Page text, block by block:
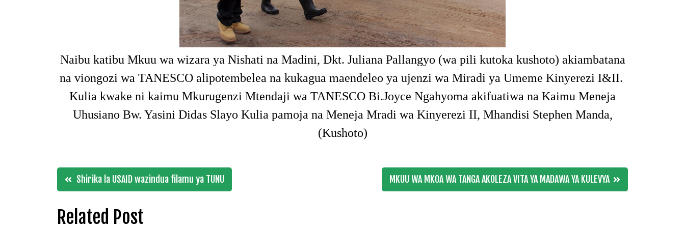
Naibu katibu Mkuu wa wizara ya Nishati na Madini, Dkt. Juliana Pallangyo (wa pili kutoka kushoto) akiambatana
na viongozi wa TANESCO alipotembelea na kukagua maendeleo ya ujenzi wa Miradi ya Umeme Kinyerezi I&II.
Kulia kwake ni kaimu Mkurugenzi Mtendaji wa TANESCO Bi.Joyce Ngahyoma akifuatiwa na Kaimu Meneja
Uhusiano Bw. Yasini Didas Slayo Kulia pamoja na Meneja Mradi wa Kinyerezi II, Mhandisi Stephen Manda,
(Kushoto)
Post
navigation
Shirika la USAID wazindua filamu ya TUNU MKUU WA MKOA WA TANGA AKOLEZA VITA YA MADAWA YA KULEVYA
Related Post